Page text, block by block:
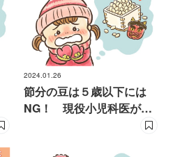
2024.01.26
節分の豆は５歳以下には
NG！ 現役小児科医が解